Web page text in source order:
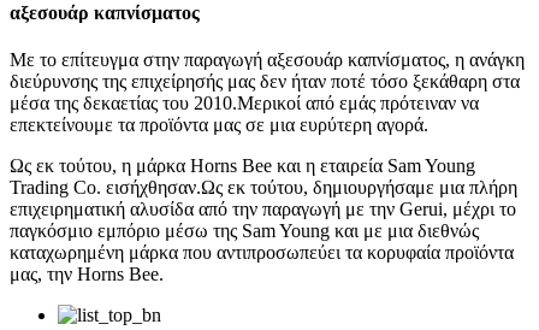
αξεσουάρ καπνίσματος
Με το επίτευγμα στην παραγωγή αξεσουάρ καπνίσματος, η ανάγκη
διεύρυνσης της επιχείρησής μας δεν ήταν ποτέ τόσο ξεκάθαρη στα
μέσα της δεκαετίας του 2010.Μερικοί από εμάς πρότειναν να
επεκτείνουμε τα προϊόντα μας σε μια ευρύτερη αγορά.
Ως εκ τούτου, η μάρκα Horns Bee και η εταιρεία Sam Young
Trading Co. εισήχθησαν.Ως εκ τούτου, δημιουργήσαμε μια πλήρη
επιχειρηματική αλυσίδα από την παραγωγή με την Gerui, μέχρι το
παγκόσμιο εμπόριο μέσω της Sam Young και με μια διεθνώς
καταχωρημένη μάρκα που αντιπροσωπεύει τα κορυφαία προϊόντα
μας, την Horns Bee.